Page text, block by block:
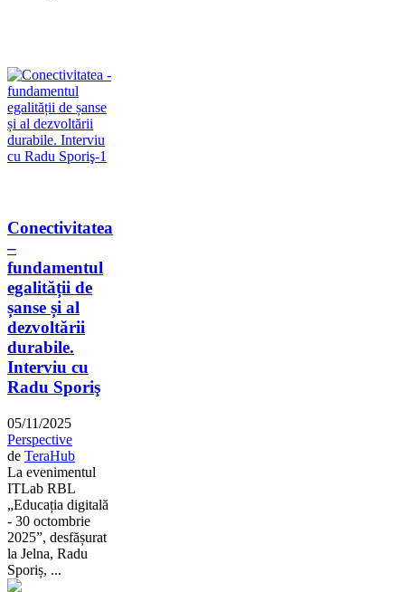
Conectivitatea
–
fundamentul
egalității de
șanse și al
dezvoltării
durabile.
Interviu cu
Radu Sporiş
05/11/2025
Perspective
de TeraHub
La evenimentul
ITLab RBL
„Educația digitală
- 30 octombrie
2025”, desfășurat
la Jelna, Radu
Sporiș, ...